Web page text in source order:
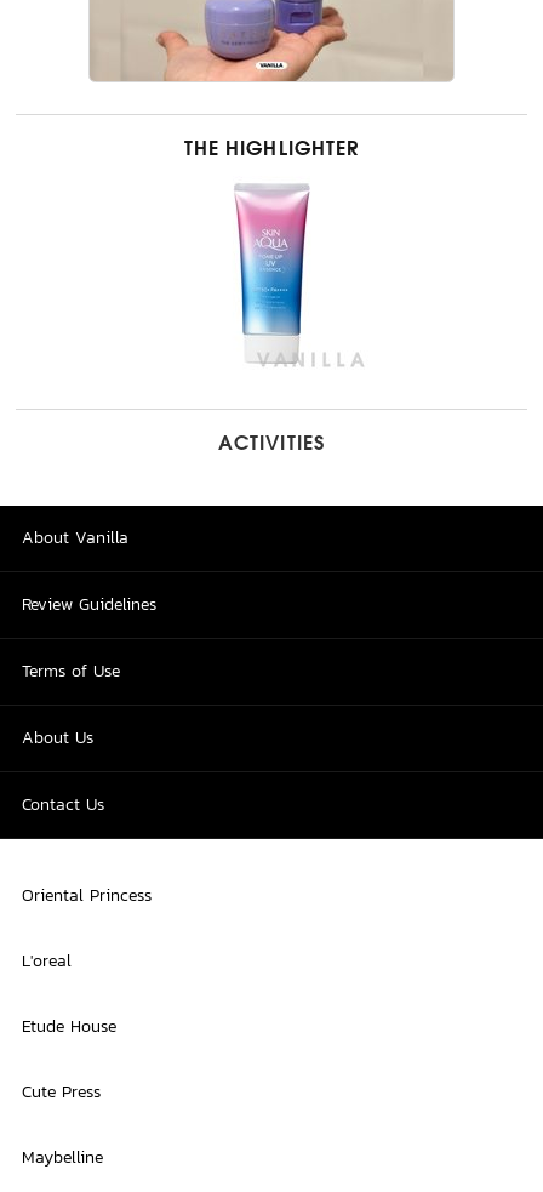
THE HIGHLIGHTER
ACTIVITIES
About Vanilla
Review Guidelines
Terms of Use
About Us
Contact Us
Oriental Princess
L'oreal
Etude House
Cute Press
Maybelline